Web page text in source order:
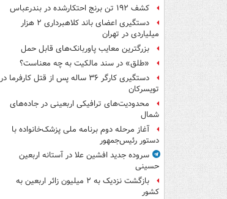
کشف ۱۹۲ تن برنج احتکارشده در بندرعباس
دستگیری اعضای باند کلاهبرداری ۲ هزار
میلیاردی در تهران
بزرگترین معایب پاوربانک‌های قابل حمل
«طلق» در سند مالکیت به چه معناست؟
دستگیری کارگر ۳۶ ساله پس از قتل کارفرما در
تویسرکان
محدودیت‌های ترافیکی اربعینی در جاده‌های
شمال‌
آغاز مرحله دوم برنامه ملی پزشک‌خانواده با
دستور رئیس‌جمهور
سروده جدید افشین علا در آستانه اربعین
حسینی
بازگشت نزدیک به ۲ میلیون زائر اربعین به
کشور